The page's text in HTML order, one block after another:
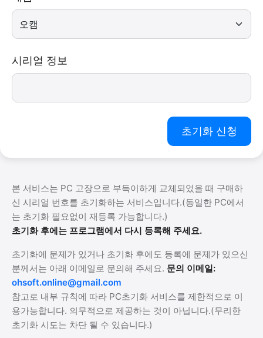
시리얼 정보
초기화 신청
본 서비스는 PC 고장으로 부득이하게 교체되었을 때 구매하
신 시리얼 번호를 초기화하는 서비스입니다.(동일한 PC에서
는 초기화 필요없이 재등록 가능합니다.)
초기화 후에는 프로그램에서 다시 등록해 주세요.
초기화에 문제가 있거나 초기화 후에도 등록에 문제가 있으신
분께서는 아래 이메일로 문의해 주세요. 문의 이메일:
ohsoft.online@gmail.com
참고로 내부 규칙에 따라 PC초기화 서비스를 제한적으로 이
용가능합니다. 의무적으로 제공하는 것이 아닙니다.(무리한
초기화 시도는 차단 될 수 있습니다.)